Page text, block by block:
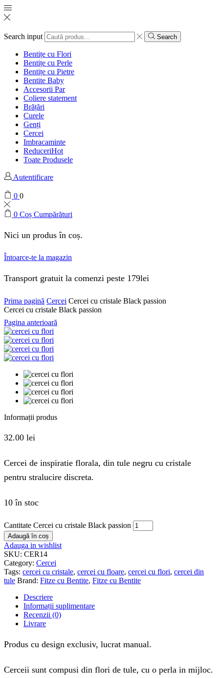
Search input Search
Bentițe cu Flori
Bentițe cu Perle
Bentițe cu Pietre
Bentite Baby
Accesorii Par
Coliere statement
Brățări
Curele
Genți
Cercei
Imbracaminte
ReduceriHot
Toate Produsele
Autentificare
0 0
0 Coș Cumpărături
Nici un produs în coș.
Întoarce-te la magazin
Transport gratuit la comenzi peste 179lei
Prima pagină Cercei Cercei cu cristale Black passion
Cercei cu cristale Black passion
Pagina anterioară
Informații produs
32.00 lei
Cercei de inspiratie florala, din tule negru cu cristale
pentru stralucire discreta.
10 în stoc
Cantitate Cercei cu cristale Black passion
Adaugă în coș
Adauga in wishlist
SKU: CER14
Category: Cercei
Tags: cercei cu cristale, cercei cu floare, cercei cu flori, cercei din
tule Brand: Fitze cu Bentite, Fitze cu Bentite
Descriere
Informații suplimentare
Recenzii (0)
Livrare
Produs cu design exclusiv, lucrat manual.
Cerceii sunt compusi din flori de tule, cu o perla in mijloc.